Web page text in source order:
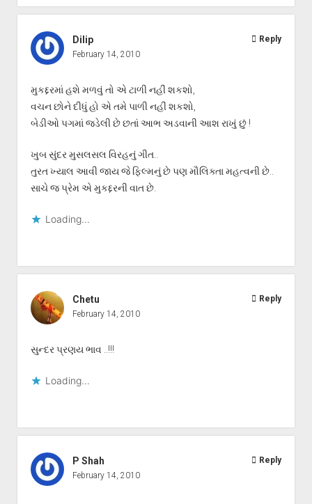
Dilip
February 14, 2010
મુકદ્દરમાં હશે મળવું તો એ ટાળી નહીં શકશો,
વચન છોને દીધું હો એ તમે પાળી નહીં શકશો,
બેડીઓ પગમાં જડેલી છે છતાં આભ અડવાની આશ રાખું છું !
ખુબ સુંદર મુસલસલ વિરહનું ગીત..
તુરત ખ્યાલ આવી જાય જે ફિલ્મનું છે પણ મૌલિક્તા મહત્વની છે..
સાચે જ પ્રેમ એ મુકદ્દરની વાત છે.
Loading...
Reply
Chetu
February 14, 2010
સુન્દર પ્રણય ભાવ ..!!!
Loading...
Reply
P Shah
February 14, 2010
Reply